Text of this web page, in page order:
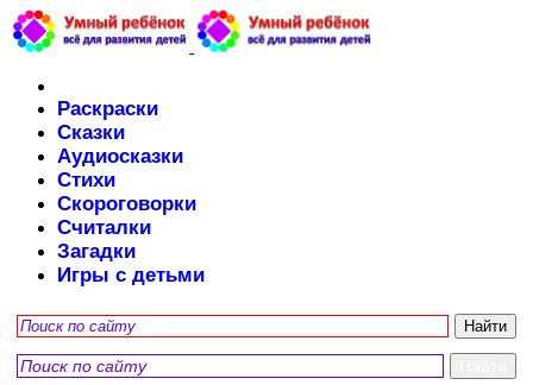
Раскраски
Сказки
Аудиосказки
Стихи
Скороговорки
Считалки
Загадки
Игры с детьми